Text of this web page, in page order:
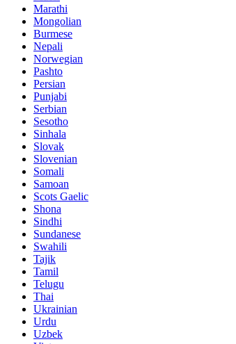
Marathi
Mongolian
Burmese
Nepali
Norwegian
Pashto
Persian
Punjabi
Serbian
Sesotho
Sinhala
Slovak
Slovenian
Somali
Samoan
Scots Gaelic
Shona
Sindhi
Sundanese
Swahili
Tajik
Tamil
Telugu
Thai
Ukrainian
Urdu
Uzbek